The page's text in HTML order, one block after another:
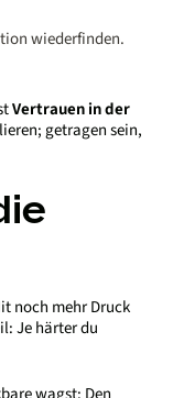
wiederfinden.
Vertrauen in der
getragen sein,
noch mehr Druck
Je härter du